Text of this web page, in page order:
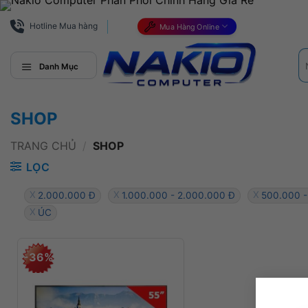
Bỏ
qua
Hotline Mua hàng Mua Hàng Online
Danh Mục
Tìm
SHOP
TRANG CHỦ / SHOP
LỌC
2.000.000 Đ 1.000.000 - 2.000.000 Đ 500.000
ÚC
-36%